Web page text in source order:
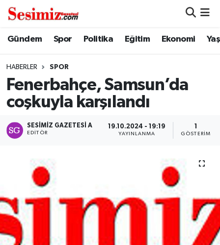
Gündem Spor Politika Eğitim Ekonomi
HABERLER SPOR
Fenerbahçe, Samsun’da
coşkuyla karşılandı
SESIMIZ GAZETESI A
EDITÖR
19.10.2024 - 19:19
YAYINLANMA GÖSTERIM
Dünya
Ekonomi
Genel
Gündem
Magazin
Politika
Spor
Nöbetçi Eczaneler
Namaz Vakitleri
Trafik Durumu
Süper Lig Puan Durumu ve Fikstür
Tüm Manşetler
Son Dakika Haberleri